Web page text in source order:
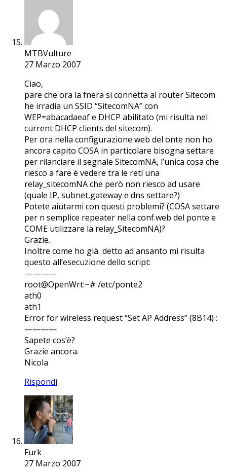
MTBVulture
27 Marzo 2007
Ciao,
pare che ora la fnera si connetta al router Sitecom
he irradia un SSID “SitecomNA” con
WEP=abacadaeaf e DHCP abilitato (mi risulta nel
current DHCP clients del sitecom).
Per ora nella configurazione web del onte non ho
ancora capito COSA in particolare bisogna settare
per rilanciare il segnale SitecomNA, l’unica cosa che
riesco a fare è vedere tra le reti una
relay_sitecomNA che però non riesco ad usare
(quale IP, subnet,gateway e dns settare?)
Potete aiutarmi con questi problemi? (COSA settare
per n semplice repeater nella conf.web del ponte e
COME utilizzare la relay_SitecomNA)?
Grazie.
Inoltre come ho già detto ad ansanto mi risulta
questo all’esecuzione dello script:
————
root@OpenWrt:~# /etc/ponte2
ath0
ath1
Error for wireless request “Set AP Address” (8B14) :
————
Sapete cos’è?
Grazie ancora.
Nicola
Rispondi
Furk
27 Marzo 2007